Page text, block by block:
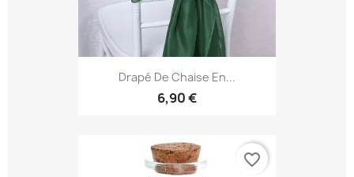
Drapé De Chaise En...
6,90 €
favorite_border